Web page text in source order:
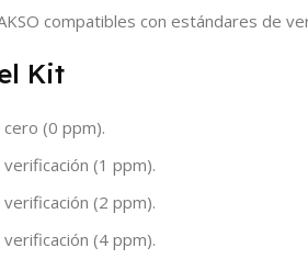
compatibles con estándares de
Kit
(0 ppm).
(1 ppm).
(2 ppm).
(4 ppm).